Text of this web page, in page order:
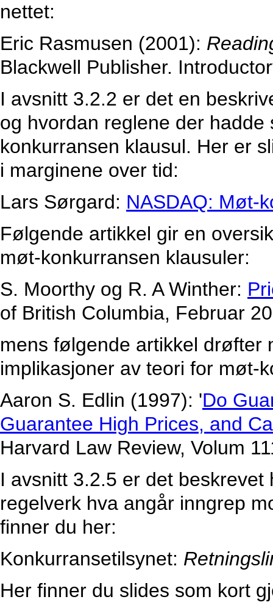
nettet:
Eric Rasmusen (2001):
Blackwell Publisher.
I avsnitt 3.2.2 er det en
og hvordan reglene der
konkurransen klausul. Her er
i marginene over tid:
Lars Sørgard: NASDAQ: Møt-
Følgende artikkel gir en
møt-konkurransen klausuler:
S. Moorthy og R. A Winther:
of British Columbia, Februar
mens følgende artikkel drøfter
implikasjoner av teori for møt-
Aaron S. Edlin (1997): 'Do
Guarantee High Prices, and
Harvard Law Review, Volum
I avsnitt 3.2.5 er det
regelverk hva angår inngrep
finner du her:
Konkurransetilsynet:
Her finner du slides som kort